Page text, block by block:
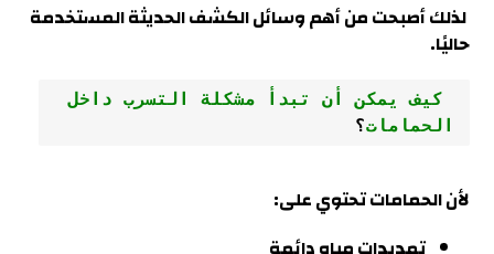
لذلك أصبحت من أهم وسائل الكشف الحديثة المستخدمة
حاليًا.
كيف يمكن أن تبدأ مشكلة التسرب داخل
الحمامات؟
لأن الحمامات تحتوي على: